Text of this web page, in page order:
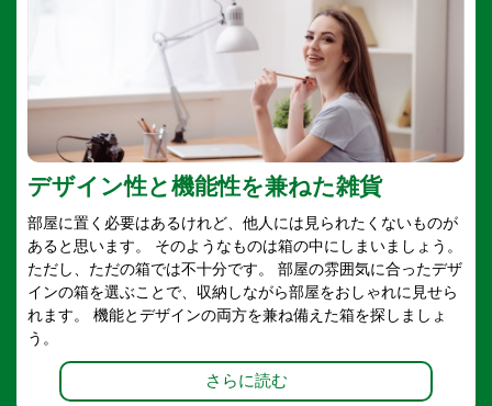
デザイン性と機能性を兼ねた雑貨
部屋に置く必要はあるけれど、他人には見られたくないものが
あると思います。 そのようなものは箱の中にしまいましょう。
ただし、ただの箱では不十分です。 部屋の雰囲気に合ったデザ
インの箱を選ぶことで、収納しながら部屋をおしゃれに見せら
れます。 機能とデザインの両方を兼ね備えた箱を探しましょ
う。
さらに読む